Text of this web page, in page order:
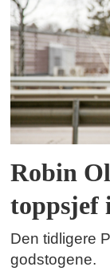
Robin
toppsjef
Den tidligere
godstogene.